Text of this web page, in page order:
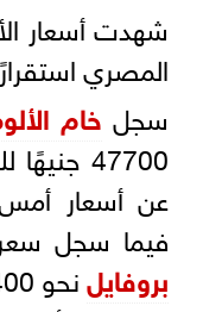
شهدت أسعار
المصري
سجل خام
فيما سجل سعر
بروفايل